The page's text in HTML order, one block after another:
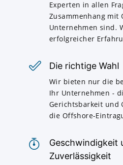
Experten in allen
Zusammenhang mit
Unternehmen sind.
erfolgreicher
Die richtige Wahl
Wir bieten nur die
Ihr Unternehmen -
Gerichtsbarkeit und
die Offshore-
Geschwindigkeit
Zuverlässigkeit